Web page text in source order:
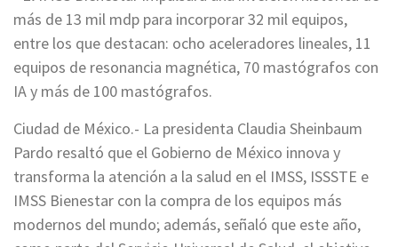
más de 13 mil mdp para incorporar 32 mil equipos,
entre los que destacan: ocho aceleradores lineales, 11
equipos de resonancia magnética, 70 mastógrafos con
IA y más de 100 mastógrafos.
Ciudad de México.- La presidenta Claudia Sheinbaum
Pardo resaltó que el Gobierno de México innova y
transforma la atención a la salud en el IMSS, ISSSTE e
IMSS Bienestar con la compra de los equipos más
modernos del mundo; además, señaló que este año,